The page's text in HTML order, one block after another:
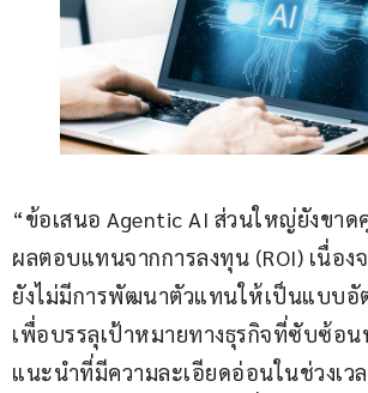
“ข้อเสนอ Agentic AI ส่วนใหญ่ยังขา
ผลตอบแทนจากการลงทุน (ROI) เนื่อง
ยังไม่มีการพัฒนาตัวแทนให้เป็นแบบอั
เพื่อบรรลุเป้าหมายทางธุรกิจที่ซับซ้อ
แนะนำที่มีความละเอียดอ่อนในช่วงเว